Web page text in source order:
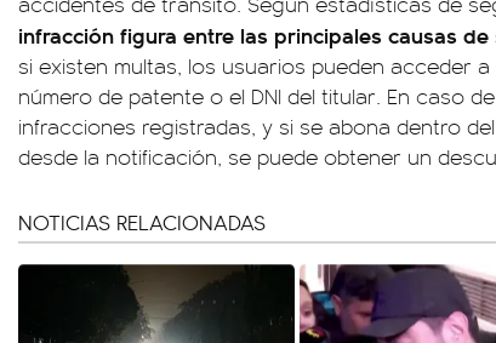
infracción figura entre las principales causas de
si existen multas, los usuarios pueden acceder
número de patente o el DNI del titular. En caso
infracciones registradas, y si se abona dentro
desde la notificación, se puede obtener un
NOTICIAS RELACIONADAS